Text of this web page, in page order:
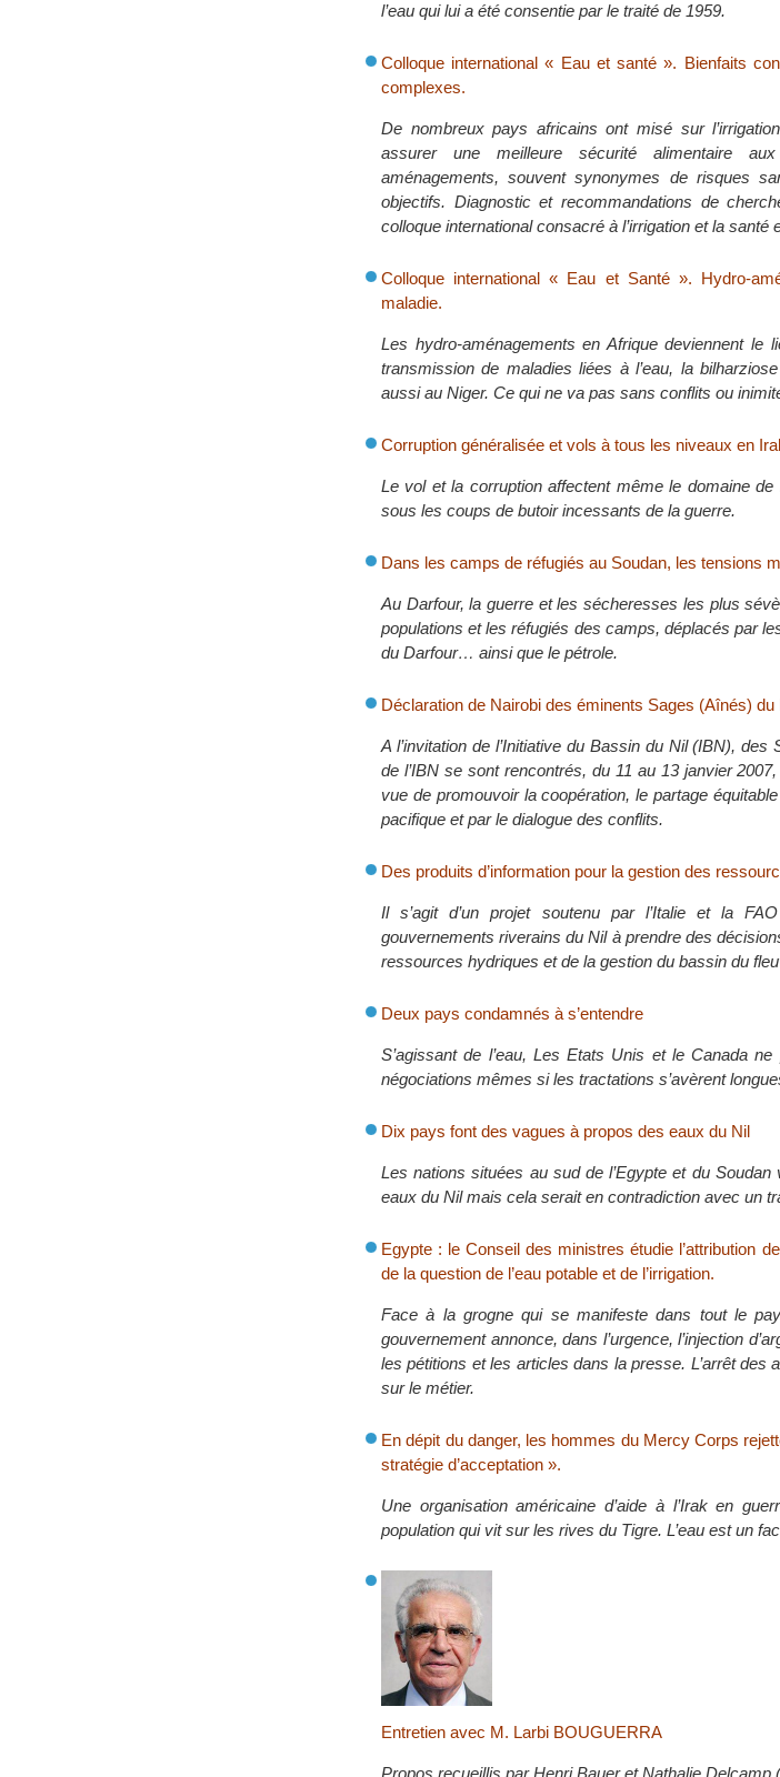
l’eau qui lui a été consentie par le traité de 1959.
Colloque international « Eau et santé ». Bienfaits
complexes.
De nombreux pays africains ont misé sur
assurer une meilleure sécurité alimentaire
aménagements, souvent synonymes de risques
objectifs. Diagnostic et recommandations de
colloque international consacré à l’irrigation et la santé
Colloque international « Eau et Santé ». Hydro-
maladie.
Les hydro-aménagements en Afrique deviennent le
transmission de maladies liées à l’eau, la
aussi au Niger. Ce qui ne va pas sans conflits ou
Corruption généralisée et vols à tous les niveaux en
Le vol et la corruption affectent même le domaine de
sous les coups de butoir incessants de la guerre.
Dans les camps de réfugiés au Soudan, les tensions
Au Darfour, la guerre et les sécheresses les plus
populations et les réfugiés des camps, déplacés par
du Darfour… ainsi que le pétrole.
Déclaration de Nairobi des éminents Sages (Aînés) du
A l’invitation de l’Initiative du Bassin du Nil (IBN),
de l’IBN se sont rencontrés, du 11 au 13 janvier
vue de promouvoir la coopération, le partage
pacifique et par le dialogue des conflits.
Des produits d’information pour la gestion des
Il s’agit d’un projet soutenu par l’Italie et la
gouvernements riverains du Nil à prendre des
ressources hydriques et de la gestion du bassin du
Deux pays condamnés à s’entendre
S’agissant de l’eau, Les Etats Unis et le Canada
négociations mêmes si les tractations s’avèrent
Dix pays font des vagues à propos des eaux du Nil
Les nations situées au sud de l’Egypte et du
eaux du Nil mais cela serait en contradiction avec un
Egypte : le Conseil des ministres étudie l’attribution
de la question de l’eau potable et de l’irrigation.
Face à la grogne qui se manifeste dans tout le
gouvernement annonce, dans l’urgence, l’injection
les pétitions et les articles dans la presse. L’arrêt des
sur le métier.
En dépit du danger, les hommes du Mercy Corps
stratégie d’acceptation ».
Une organisation américaine d’aide à l’Irak en
population qui vit sur les rives du Tigre. L’eau est un
Entretien avec M. Larbi BOUGUERRA
Propos recueillis par Henri Bauer et Nathalie Delcamp